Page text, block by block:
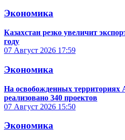
Экономика
Казахстан резко увеличит
году
07 Август 2026 17:59
Экономика
На освобожденных территориях
реализовано 340 проектов
07 Август 2026 15:50
Экономика